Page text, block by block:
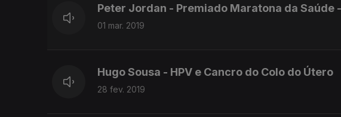
Peter Jordan - Premiado Maratona da Saúde
01 mar. 2019
Hugo Sousa - HPV e Cancro do Colo do Útero
28 fev. 2019